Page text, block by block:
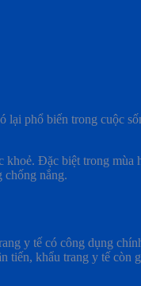
phổ biến trong cuộc
Đặc biệt trong mùa
chống nắng.
y tế có công dụng
tiến, khẩu trang y tế còn